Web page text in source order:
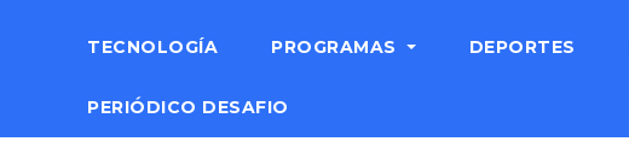
TECNOLOGÍA PROGRAMAS DEPORTES
PERIÓDICO DESAFIO